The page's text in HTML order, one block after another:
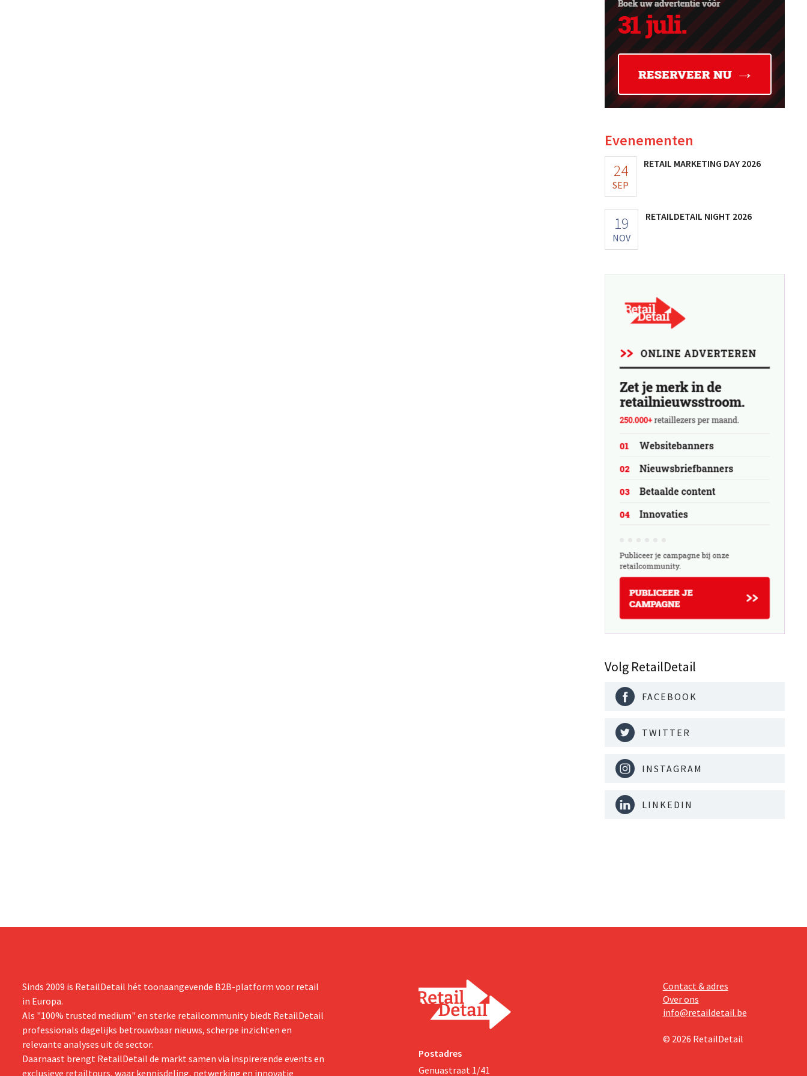
Evenementen
24
SEP
RETAIL MARKETING DAY 2026
19
NOV
RETAILDETAIL NIGHT 2026
Volg RetailDetail
FACEBOOK
TWITTER
INSTAGRAM
LINKEDIN
Sinds 2009 is RetailDetail hét toonaangevende B2B-platform voor retail
in Europa.
Als "100% trusted medium" en sterke retailcommunity biedt RetailDetail
professionals dagelijks betrouwbaar nieuws, scherpe inzichten en
relevante analyses uit de sector.
Daarnaast brengt RetailDetail de markt samen via inspirerende events en
exclusieve retailtours, waar kennisdeling, netwerking en innovatie
Postadres
Genuastraat 1/41
Contact & adres
Over ons
info@retaildetail.be
© 2026 RetailDetail